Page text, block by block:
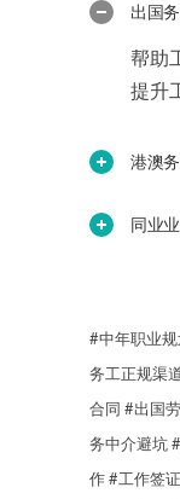
出国
帮助
提升
港澳
同业
#中年职业规
务工正规渠
合同 #出国
务中介避坑
作#工作签证